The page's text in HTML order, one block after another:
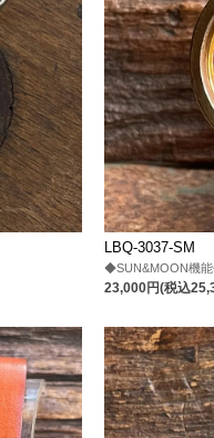
LBQ-3037-SM
◆SUN&MOON機
23,000円(税込